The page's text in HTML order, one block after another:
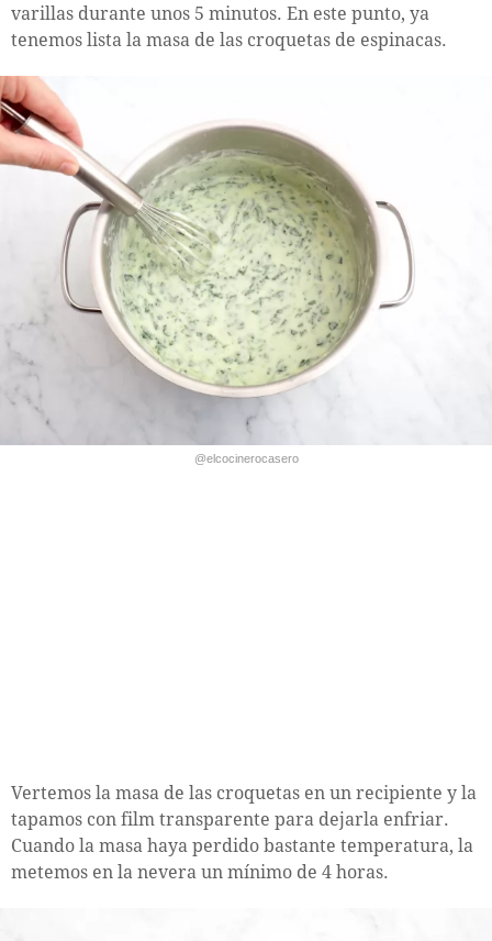
varillas durante unos 5 minutos. En este punto, ya
tenemos lista la masa de las croquetas de espinacas.
@elcocinerocasero
Vertemos la masa de las croquetas en un recipiente y la
tapamos con film transparente para dejarla enfriar.
Cuando la masa haya perdido bastante temperatura, la
metemos en la nevera un mínimo de 4 horas.